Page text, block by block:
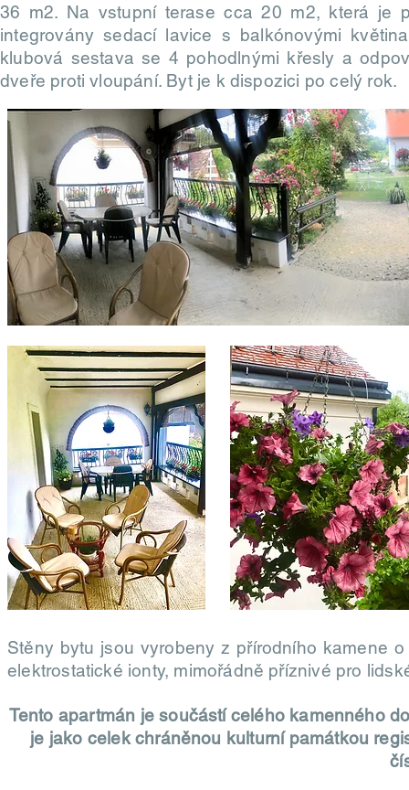
36 m2. Na vstupní terase cca 20 m2, která je
integrovány sedací lavice s balkónovými
klubová sestava se 4 pohodlnými křesly a
dveře proti vloupání. Byt je k dispozici po celý rok.
Stěny bytu jsou vyrobeny z přírodního kamene
elektrostatické ionty, mimořádně příznivé pro
Tento apartmán je součástí celého kamenného
je jako celek chráněnou kulturní památkou